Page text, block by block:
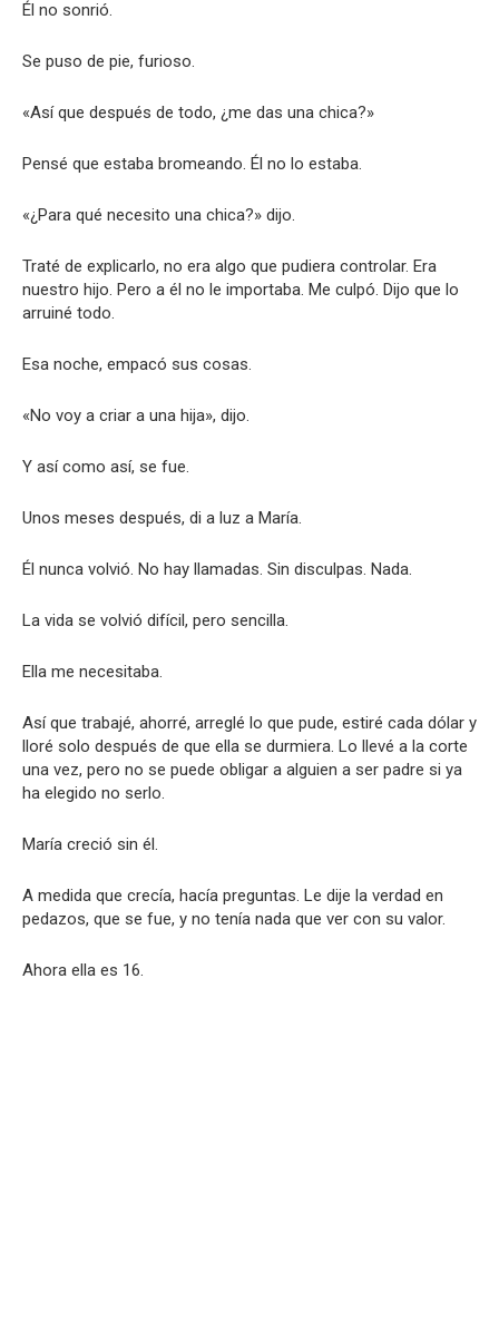
Él no sonrió.
Se puso de pie, furioso.
«Así que después de todo, ¿me das una chica?»
Pensé que estaba bromeando. Él no lo estaba.
«¿Para qué necesito una chica?» dijo.
Traté de explicarlo, no era algo que pudiera controlar. Era
nuestro hijo. Pero a él no le importaba. Me culpó. Dijo que lo
arruiné todo.
Esa noche, empacó sus cosas.
«No voy a criar a una hija», dijo.
Y así como así, se fue.
Unos meses después, di a luz a María.
Él nunca volvió. No hay llamadas. Sin disculpas. Nada.
La vida se volvió difícil, pero sencilla.
Ella me necesitaba.
Así que trabajé, ahorré, arreglé lo que pude, estiré cada dólar y
lloré solo después de que ella se durmiera. Lo llevé a la corte
una vez, pero no se puede obligar a alguien a ser padre si ya
ha elegido no serlo.
María creció sin él.
A medida que crecía, hacía preguntas. Le dije la verdad en
pedazos, que se fue, y no tenía nada que ver con su valor.
Ahora ella es 16.